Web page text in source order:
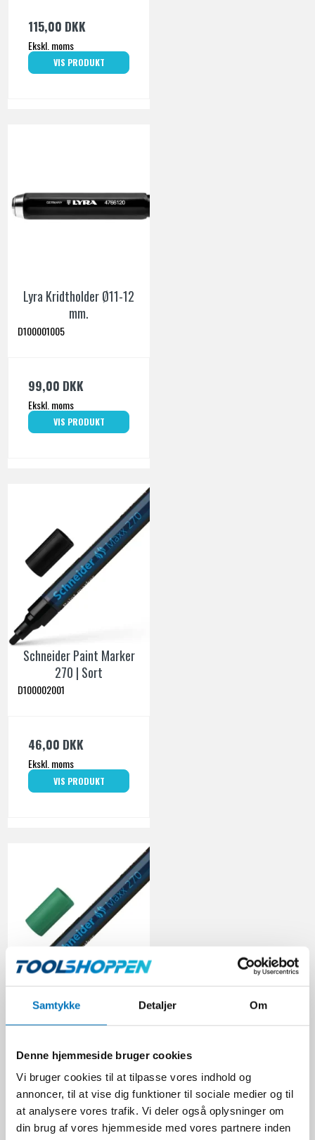
Samtykke Detaljer Om
Denne hjemmeside bruger cookies
Vi bruger cookies til at tilpasse vores indhold og
annoncer, til at vise dig funktioner til sociale medier og til
at analysere vores trafik. Vi deler også oplysninger om
din brug af vores hjemmeside med vores partnere inden
115,00 DKK
Ekskl. moms
VIS PRODUKT
Lyra Kridtholder Ø11-12
mm.
D100001005
99,00 DKK
Ekskl. moms
VIS PRODUKT
Schneider Paint Marker
270 | Sort
D100002001
46,00 DKK
Ekskl. moms
VIS PRODUKT
Schneider Paint Marker
270 | Grøn
D100002002
46,00 DKK
Ekskl. moms